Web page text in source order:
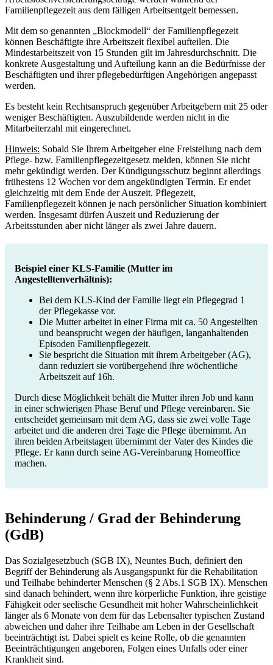
Familienpflegezeit aus dem fälligen Arbeitsentgelt bemessen.
Mit dem so genannten „Blockmodell“ der Familienpflegezeit
können Beschäftigte ihre Arbeitszeit flexibel aufteilen. Die
Mindestarbeitszeit von 15 Stunden gilt im Jahresdurchschnitt. Die
konkrete Ausgestaltung und Aufteilung kann an die Bedürfnisse der
Beschäftigten und ihrer pflegebedürftigen Angehörigen angepasst
werden.
Es besteht kein Rechtsanspruch gegenüber Arbeitgebern mit 25 oder
weniger Beschäftigten. Auszubildende werden nicht in die
Mitarbeiterzahl mit eingerechnet.
Hinweis: Sobald Sie Ihrem Arbeitgeber eine Freistellung nach dem
Pflege- bzw. Familienpflegezeitgesetz melden, können Sie nicht
mehr gekündigt werden. Der Kündigungsschutz beginnt allerdings
frühestens 12 Wochen vor dem angekündigten Termin. Er endet
gleichzeitig mit dem Ende der Auszeit. Pflegezeit,
Familienpflegezeit können je nach persönlicher Situation kombiniert
werden. Insgesamt dürfen Auszeit und Reduzierung der
Arbeitsstunden aber nicht länger als zwei Jahre dauern.
Beispiel einer KLS-Familie (Mutter im
Angestelltenverhältnis):
Bei dem KLS-Kind der Familie liegt ein Pflegegrad 1
der Pflegekasse vor.
Die Mutter arbeitet in einer Firma mit ca. 50 Angestellten
und beansprucht wegen der häufigen, langanhaltenden
Episoden Familienpflegezeit.
Sie bespricht die Situation mit ihrem Arbeitgeber (AG),
dann reduziert sie vorübergehend ihre wöchentliche
Arbeitszeit auf 16h.
Durch diese Möglichkeit behält die Mutter ihren Job und kann
in einer schwierigen Phase Beruf und Pflege vereinbaren. Sie
entscheidet gemeinsam mit dem AG, dass sie zwei volle Tage
arbeitet und die anderen drei Tage die Pflege übernimmt. An
ihren beiden Arbeitstagen übernimmt der Vater des Kindes die
Pflege. Er kann durch seine AG-Vereinbarung Homeoffice
machen.
Behinderung / Grad der Behinderung
(GdB)
Das Sozialgesetzbuch (SGB IX), Neuntes Buch, definiert den
Begriff der Behinderung als Ausgangspunkt für die Rehabilitation
und Teilhabe behinderter Menschen (§ 2 Abs.1 SGB IX). Menschen
sind danach behindert, wenn ihre körperliche Funktion, ihre geistige
Fähigkeit oder seelische Gesundheit mit hoher Wahrscheinlichkeit
länger als 6 Monate von dem für das Lebensalter typischen Zustand
abweichen und daher ihre Teilhabe am Leben in der Gesellschaft
beeinträchtigt ist. Dabei spielt es keine Rolle, ob die genannten
Beeinträchtigungen angeboren, Folgen eines Unfalls oder einer
Krankheit sind.